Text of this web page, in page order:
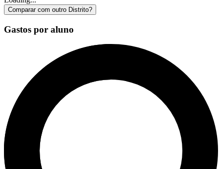
Comparar com outro Distrito?
Gastos por aluno